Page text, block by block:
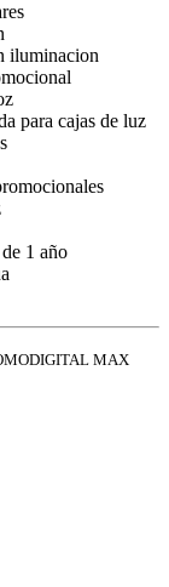
iluminacion
para cajas de luz
1 año
MAX